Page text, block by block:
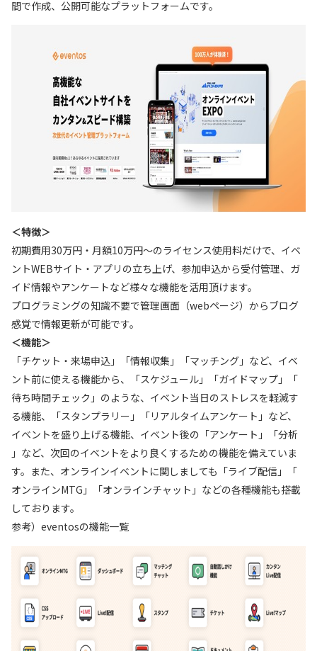
間で作成、公開可能なプラットフォームです。
＜特徴＞
初期費用30万円・月額10万円～のライセンス使用料だけで、イベ
ントWEBサイト・アプリの立ち上げ、参加申込から受付管理、ガ
イド情報やアンケートなど様々な機能を活用頂けます。
プログラミングの知識不要で管理画面（webページ）からブログ
感覚で情報更新が可能です。
＜機能＞
「チケット・来場申込」「情報収集」「マッチング」など、イベ
ント前に使える機能から、「スケジュール」「ガイドマップ」「
待ち時間チェック」のような、イベント当日のストレスを軽減す
る機能、「スタンプラリー」「リアルタイムアンケート」など、
イベントを盛り上げる機能、イベント後の「アンケート」「分析
」など、次回のイベントをより良くするための機能を備えていま
す。また、オンラインイベントに関しましても「ライブ配信」「
オンラインMTG」「オンラインチャット」などの各種機能も搭載
しております。
参考）eventosの機能一覧